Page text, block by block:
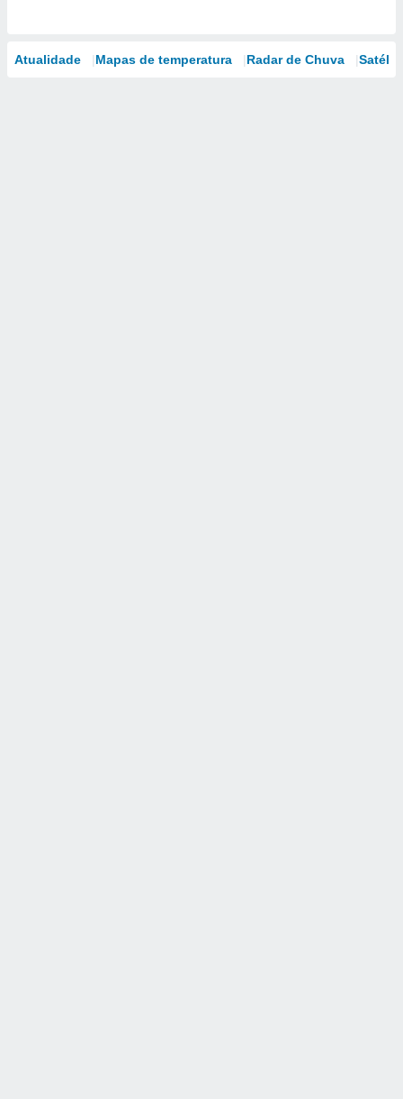
Atualidade Mapas de temperatura Radar de Chuva